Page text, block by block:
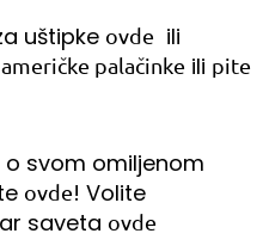
uštipke ovde ili
američke palačinke ili pite
svom omiljenom
ovde! Volite
saveta ovde